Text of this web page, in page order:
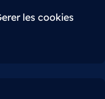
les cookies